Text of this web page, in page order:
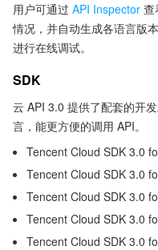
用户可通过 API Inspector 查
情况，并自动生成各语言版
进行在线调试。
SDK
云 API 3.0 提供了配套的开
言，能更方便的调用 API。
Tencent Cloud SDK 3.0
Tencent Cloud SDK 3.0
Tencent Cloud SDK 3.0
Tencent Cloud SDK 3.0
Tencent Cloud SDK 3.0